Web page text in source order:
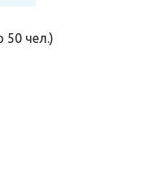
50 чел.)